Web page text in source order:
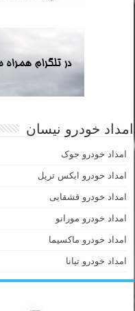
امداد خودرو نیسان
امداد خودرو جوک
امداد خودرو ایکس تریل
امداد خودرو قشقایی
امداد خودرو مورانو
امداد خودرو ماکسیما
امداد خودرو تیانا